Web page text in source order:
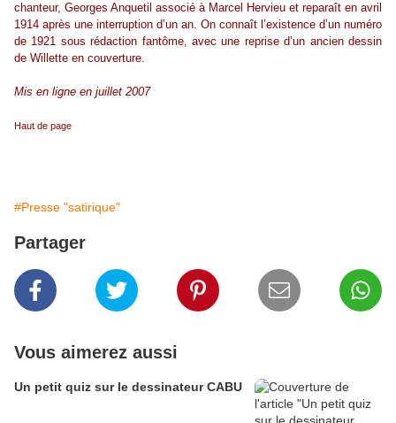
chanteur, Georges Anquetil associé à Marcel Hervieu et reparaît en avril
1914 après une interruption d’un an. On connaît l’existence d’un numéro
de 1921 sousrédaction fantôme, avec une reprise d’un ancien dessin
de Willette en couverture.
Mis en ligne en juillet 2007
Haut de page
#Presse "satirique"
Partager
Vous aimerez aussi
Un petit quiz sur le dessinateur CABU